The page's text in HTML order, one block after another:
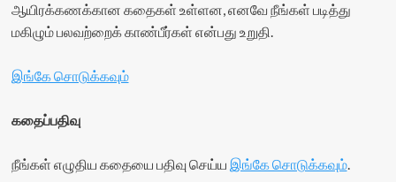
ஆயிரக்கணக்கான கதைகள் உள்ளன, எனவே நீங்கள் படித்து
மகிழும் பலவற்றைக் காண்பீர்கள் என்பது உறுதி.
இங்கே சொடுக்கவும்
கதைப்பதிவு
நீங்கள் எழுதிய கதையை பதிவு செய்ய இங்கே சொடுக்கவும்.